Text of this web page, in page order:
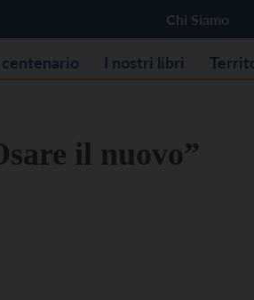
Chi Siamo
I nostri libri
il nuovo”